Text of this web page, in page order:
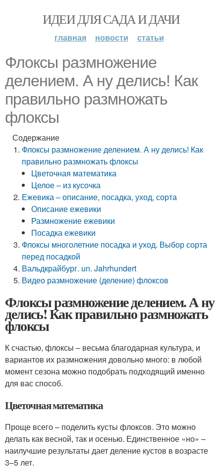
ИДЕИ ДЛЯ САДА И ДАЧИ
главная новости статьи
Флоксы размножение
делением. А ну делись! Как
правильно размножать
флоксы
Содержание
Флоксы размножение делением. А ну делись! Как
правильно размножать флоксы
Цветочная математика
Целое – из кусочка
Ежевика – описание, посадка, уход, сорта
Описание ежевики
Размножение ежевики
Посадка ежевики
Флоксы многолетние посадка и уход. Выбор сорта
перед посадкой
Вальдкрайбург. un. Jahrhundert
Видео размножение (деление) флоксов
Флоксы размножение делением. А ну
делись! Как правильно размножать
флоксы
К счастью, флоксы – весьма благодарная культура, и
вариантов их размножения довольно много: в любой
момент сезона можно подобрать подходящий именно
для вас способ.
Цветочная математика
Проще всего – поделить кусты флоксов. Это можно
делать как весной, так и осенью. Единст­венное «но» –
наилучшие результаты дает деление кустов в возрасте
3–5 лет.